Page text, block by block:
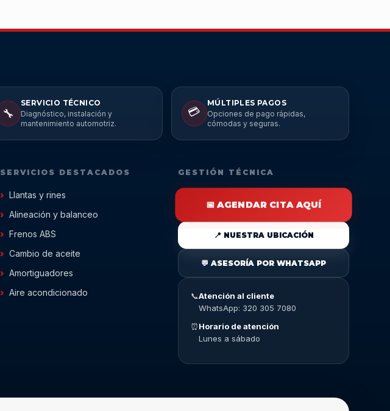
🔧
SERVICIO TÉCNICO
Diagnóstico, instalación y
mantenimiento automotriz.
💳
MÚLTIPLES PAGOS
Opciones de pago rápidas,
cómodas y seguras.
SERVICIOS DESTACADOS
Llantas y rines
Alineación y balanceo
Frenos ABS
Cambio de aceite
Amortiguadores
Aire acondicionado
GESTIÓN TÉCNICA
📅 AGENDAR CITA AQUÍ
📍 NUESTRA UBICACIÓN
💬 ASESORÍA POR WHATSAPP
📞Atención al cliente
WhatsApp: 320 305 7080
⏰Horario de atención
Lunes a sábado